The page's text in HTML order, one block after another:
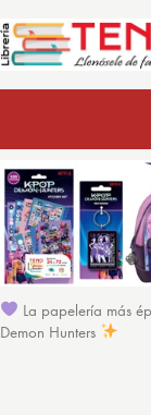
La papelería más
Demon Hunters